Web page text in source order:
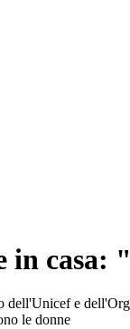
in casa:
e
le donne